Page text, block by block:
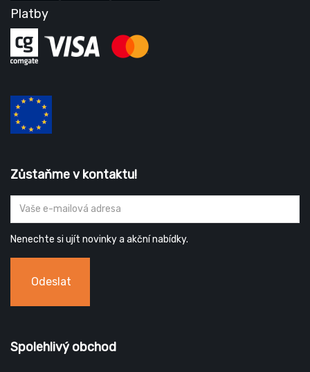
Platby
Zůstaňme v kontaktu!
Nenechte si ujít novinky a akční nabídky.
Odeslat
Spolehlivý obchod